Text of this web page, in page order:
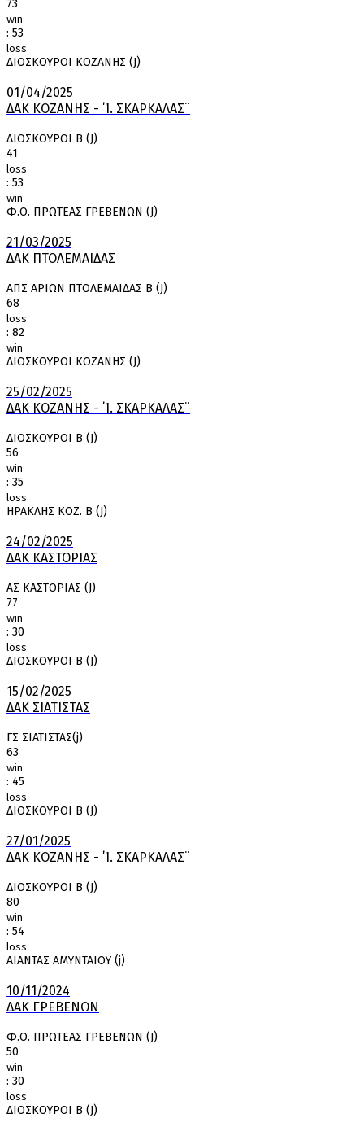
73
win
: 53
loss
ΔΙΟΣΚΟΥΡΟΙ ΚΟΖΑΝΗΣ (J)
01/04/2025
ΔΑΚ ΚΟΖΑΝΗΣ - ΄Ί. ΣΚΑΡΚΑΛΑΣ¨
ΔΙΟΣΚΟΥΡΟΙ Β (J)
41
loss
: 53
win
Φ.Ο. ΠΡΩΤΕΑΣ ΓΡΕΒΕΝΩΝ (J)
21/03/2025
ΔΑΚ ΠΤΟΛΕΜΑΙΔΑΣ
ΑΠΣ ΑΡΙΩΝ ΠΤΟΛΕΜΑΙΔΑΣ Β (J)
68
loss
: 82
win
ΔΙΟΣΚΟΥΡΟΙ ΚΟΖΑΝΗΣ (J)
25/02/2025
ΔΑΚ ΚΟΖΑΝΗΣ - ΄Ί. ΣΚΑΡΚΑΛΑΣ¨
ΔΙΟΣΚΟΥΡΟΙ Β (J)
56
win
: 35
loss
ΗΡΑΚΛΗΣ ΚΟΖ. Β (J)
24/02/2025
ΔΑΚ ΚΑΣΤΟΡΙΑΣ
ΑΣ ΚΑΣΤΟΡΙΑΣ (J)
77
win
: 30
loss
ΔΙΟΣΚΟΥΡΟΙ Β (J)
15/02/2025
ΔΑΚ ΣΙΑΤΙΣΤΑΣ
ΓΣ ΣΙΑΤΙΣΤΑΣ(j)
63
win
: 45
loss
ΔΙΟΣΚΟΥΡΟΙ Β (J)
27/01/2025
ΔΑΚ ΚΟΖΑΝΗΣ - ΄Ί. ΣΚΑΡΚΑΛΑΣ¨
ΔΙΟΣΚΟΥΡΟΙ Β (J)
80
win
: 54
loss
ΑΙΑΝΤΑΣ ΑΜΥΝΤΑΙΟΥ (j)
10/11/2024
ΔΑΚ ΓΡΕΒΕΝΩΝ
Φ.Ο. ΠΡΩΤΕΑΣ ΓΡΕΒΕΝΩΝ (J)
50
win
: 30
loss
ΔΙΟΣΚΟΥΡΟΙ Β (J)